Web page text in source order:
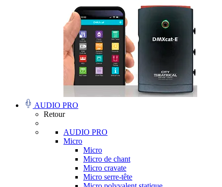
AUDIO PRO
Retour
AUDIO PRO
Micro
Micro
Micro de chant
Micro cravate
Micro serre-tête